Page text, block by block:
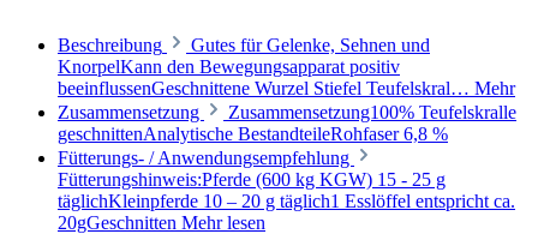
Beschreibung
Gutes für Gelenke, Sehnen und
KnorpelKann den Bewegungsapparat positiv
beeinflussenGeschnittene Wurzel Stiefel Teufelskral… Mehr
Zusammensetzung
Zusammensetzung100% Teufelskralle
geschnittenAnalytische BestandteileRohfaser 6,8 %
Fütterungs- / Anwendungsempfehlung
Fütterungshinweis:Pferde (600 kg KGW) 15 - 25 g
täglichKleinpferde 10 – 20 g täglich1 Esslöffel entspricht ca.
20gGeschnitten Mehr lesen